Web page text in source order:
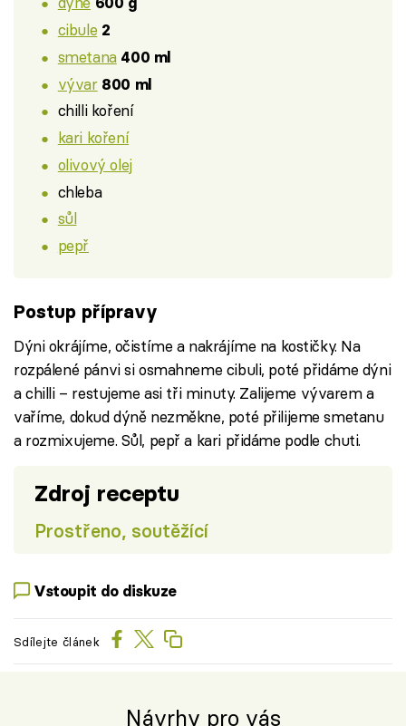
cibule 2
smetana 400 ml
vývar 800 ml
chilli koření
kari koření
olivový olej
chleba
sůl
pepř
Postup přípravy
Dýni okrájíme, očistíme a nakrájíme na kostičky. Na
rozpálené pánvi si osmahneme cibuli, poté přidáme dýni
a chilli – restujeme asi tři minuty. Zalijeme vývarem a
vaříme, dokud dýně nezměkne, poté přilijeme smetanu
a rozmixujeme. Sůl, pepř a kari přidáme podle chuti.
Zdroj receptu
Prostřeno, soutěžící
Vstoupit do diskuze
Sdílejte článek
Návrhy pro vás